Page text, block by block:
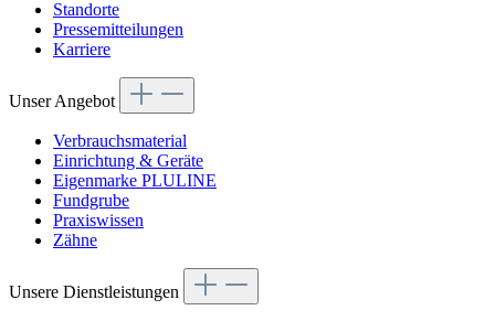
Standorte
Pressemitteilungen
Karriere
Unser Angebot
Verbrauchsmaterial
Einrichtung & Geräte
Eigenmarke PLULINE
Fundgrube
Praxiswissen
Zähne
Unsere Dienstleistungen